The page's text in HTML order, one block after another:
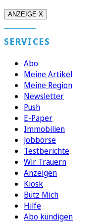
ANZEIGE X
SERVICES
Abo
Meine Artikel
Meine Region
Newsletter
Push
E-Paper
Immobilien
Jobbörse
Testberichte
Wir Trauern
Anzeigen
Kiosk
Bütz Mich
Hilfe
Abo kündigen